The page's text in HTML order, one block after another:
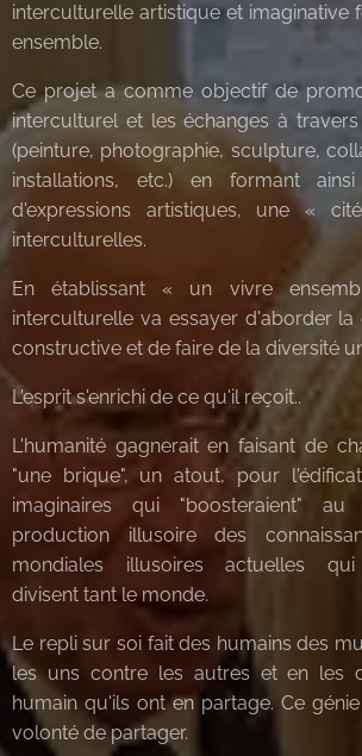
interculturelle artistique et imaginative
ensemble.
Ce projet a comme objectif de
interculturel et les échanges à
(peinture, photographie, sculpture,
installations, etc.) en formant
d'expressions artistiques, une «
interculturelles.
En établissant « un vivre
interculturelle va essayer d'aborder
constructive et de faire de la diversité
L'esprit s'enrichi de ce qu'il reçoit..
L'humanité gagnerait en faisant de
"une brique", un atout, pour
imaginaires qui "boosteraient"
production illusoire des
mondiales illusoires actuelles qui
divisent tant le monde.
Le repli sur soi fait des humains des
les uns contre les autres et en les
humain qu'ils ont en partage. Ce
volonté de partager.